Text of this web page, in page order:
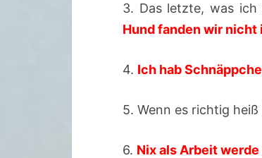
3. Das letzte, was
Hund fanden wir nicht
4. Ich hab
5. Wenn es richtig heiß
6. Nix als Arbeit